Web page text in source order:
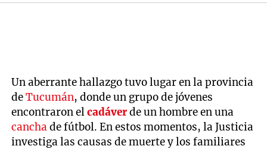
Un aberrante hallazgo tuvo lugar en la provincia
deTucumán, donde un grupo de jóvenes
encontraron elcadáverde un hombre en una
cancha de fútbol. En estos momentos, la Justicia
investiga las causas de muerte y los familiares